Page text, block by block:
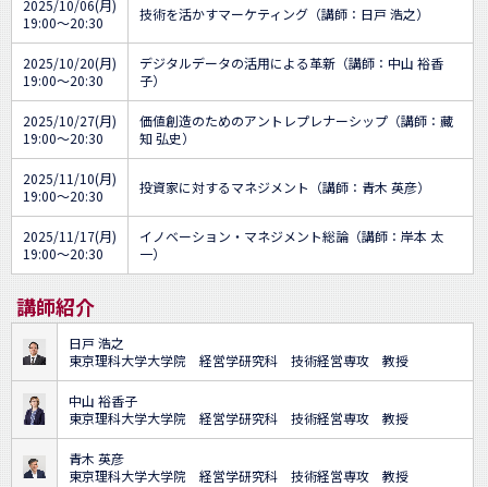
2025/10/06(月)
19:00～20:30
技術を活かすマーケティング（講師：日戸 浩之）
2025/10/20(月)
19:00～20:30
デジタルデータの活用による革新（講師：中山 裕香
子）
2025/10/27(月)
19:00～20:30
価値創造のためのアントレプレナーシップ（講師：藏
知 弘史）
2025/11/10(月)
19:00～20:30
投資家に対するマネジメント（講師：青木 英彦）
2025/11/17(月)
19:00～20:30
イノベーション・マネジメント総論（講師：岸本 太
一）
講師紹介
日戸 浩之
東京理科大学大学院 経営学研究科 技術経営専攻 教授
中山 裕香子
東京理科大学大学院 経営学研究科 技術経営専攻 教授
青木 英彦
東京理科大学大学院 経営学研究科 技術経営専攻 教授